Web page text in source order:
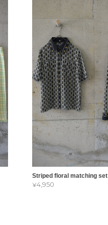
Striped floral matching set
¥4,950